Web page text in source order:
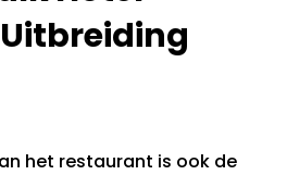
het restaurant is ook de